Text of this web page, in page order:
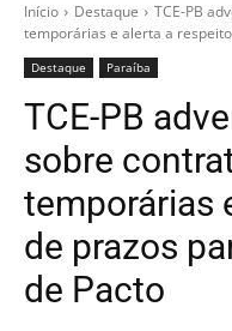
Início Destaque
TCE-PB
temporárias e alerta a
Destaque Paraí­ba
TCE-PB
sobre
temporárias
de prazos
de Pacto